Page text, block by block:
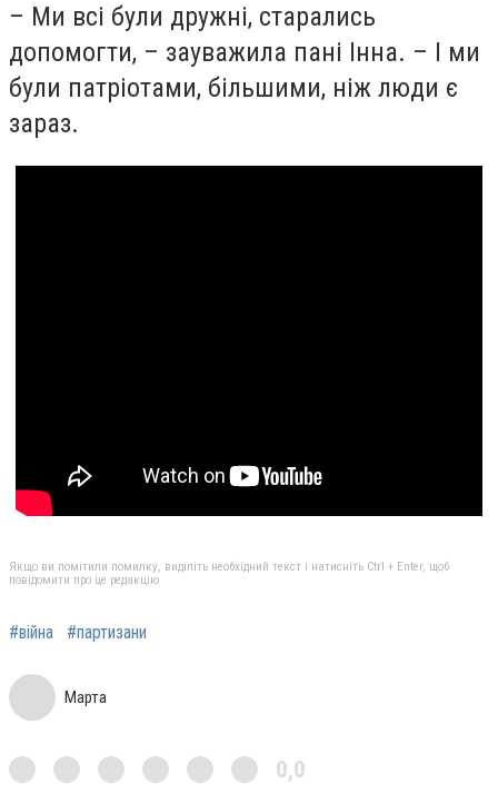
– Ми всі були дружні, старались
допомогти, – зауважила пані Інна. – І ми
були патріотами, більшими, ніж люди є
зараз.
Якщо ви помітили помилку, виділіть необхідний текст і натисніть Ctrl + Enter, щоб
повідомити про це редакцію
#війна #партизани
Марта
0,0